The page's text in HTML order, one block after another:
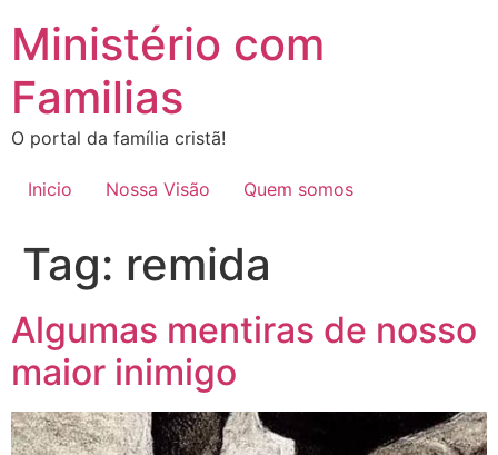
para
conteúdo
Ministério com
Familias
O portal da família cristã!
Inicio Nossa Visão Quem somos
Tag: remida
Algumas mentiras de nosso
maior inimigo